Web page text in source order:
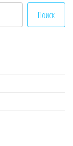
Поиск